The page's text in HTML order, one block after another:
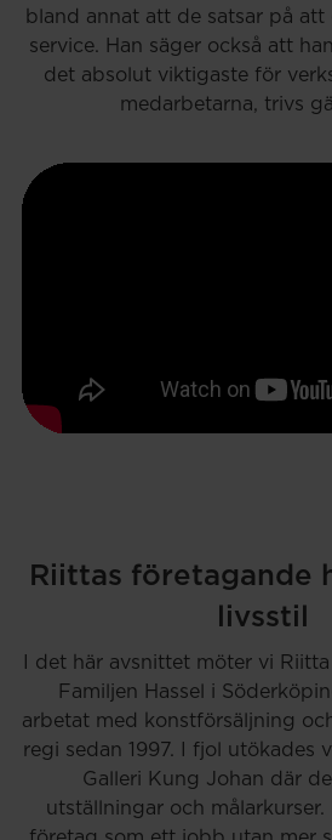
bland annat att de satsar på att
service. Han säger också att
det absolut viktigaste för
medarbetarna, trivs
Riittas företagande
livsstil
I det här avsnittet möter vi
Familjen Hassel i
arbetat med konstförsäljning
regi sedan 1997. I fjol utökades
Galleri Kung Johan där
utställningar och